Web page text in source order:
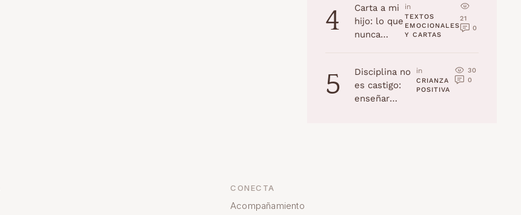
2025)
4
Carta a mi
hijo: lo que
nunca
jamás
olvidaré
in
TEXTOS
EMOCIONALES
Y CARTAS
21
0
5
Disciplina no
es castigo:
enseñar
in
CRIANZA
POSITIVA
30
0
CONECTA
Acompañamiento